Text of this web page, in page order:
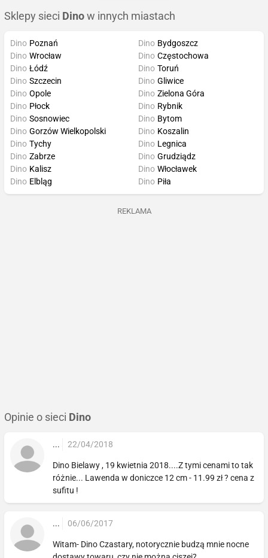
Sklepy sieci Dino w innych miastach
Dino Poznań
Dino Wrocław
Dino Łódź
Dino Szczecin
Dino Bydgoszcz
Dino Częstochowa
Dino Toruń
Dino Gliwice
Dino Opole
Dino Płock
Dino Sosnowiec
Dino Gorzów Wielkopolski
Dino Zielona Góra
Dino Rybnik
Dino Bytom
Dino Koszalin
Dino Tychy
Dino Zabrze
Dino Kalisz
Dino Elbląg
Dino Legnica
Dino Grudziądz
Dino Włocławek
Dino Piła
REKLAMA
Opinie o sieci Dino
... 22/04/2018
Dino Bielawy , 19 kwietnia 2018....Z tymi cenami to tak
różnie... Lawenda w doniczce 12 cm - 11.99 zł ? cena z
sufitu !
... 06/06/2017
Witam- Dino Czastary, notorycznie budzą mnie nocne